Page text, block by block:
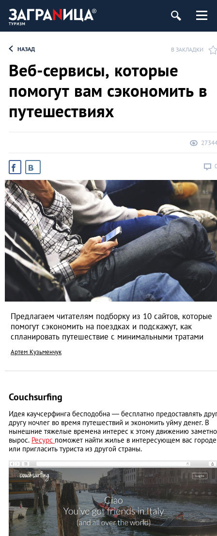
НАЗАД В ЗАКЛАДКИ
Веб-сервисы, которые
помогут вам сэкономить в
путешествиях
Предлагаем читателям подборку из 10 сайтов, которые
помогут сэкономить на поездках и подскажут, как
спланировать путешествие с минимальными тратами
Артем Кузьменчук
Couchsurfing
Идея каучсерфинга бесподобна — бесплатно предоставлять
другу ночлег во время путешествий и экономить уйму денег. В
нынешние тяжелые времена интерес к этому движению заметно
вырос. Ресурс поможет найти жилье в интересующем вас городе
или пригласить туриста из другой страны.